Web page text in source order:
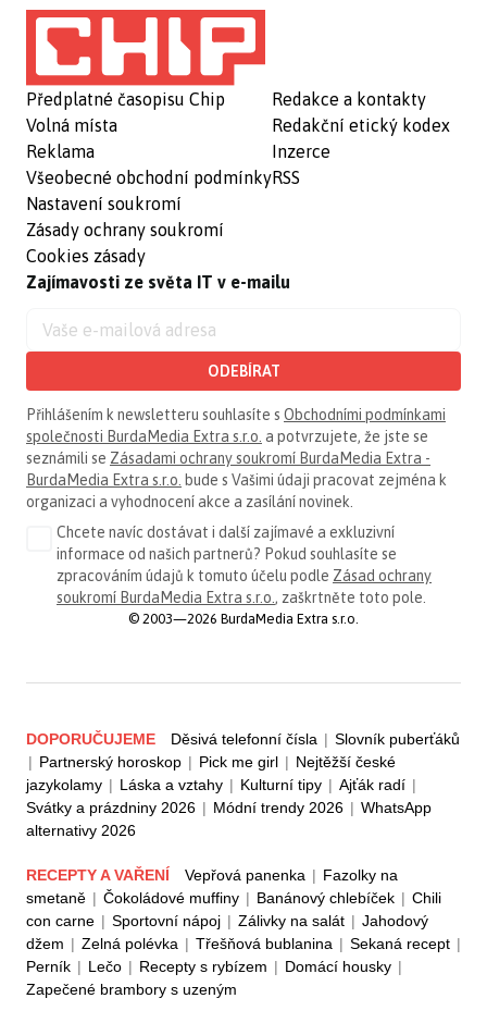
Předplatné časopisu Chip
Volná místa
Reklama
Všeobecné obchodní podmínky
Nastavení soukromí
Zásady ochrany soukromí
Cookies zásady
Redakce a kontakty
Redakční etický kodex
Inzerce
RSS
Zajímavosti ze světa IT v e-mailu
ODEBÍRAT
Přihlášením k newsletteru souhlasíte s Obchodními podmínkami
společnosti BurdaMedia Extra s.r.o. a potvrzujete, že jste se
seznámili se Zásadami ochrany soukromí BurdaMedia Extra -
BurdaMedia Extra s.r.o. bude s Vašimi údaji pracovat zejména k
organizaci a vyhodnocení akce a zasílání novinek.
Chcete navíc dostávat i další zajímavé a exkluzivní
informace od našich partnerů? Pokud souhlasíte se
zpracováním údajů k tomuto účelu podle Zásad ochrany
soukromí BurdaMedia Extra s.r.o. , zaškrtněte toto pole.
© 2003—2026 BurdaMedia Extra s.r.o.
DOPORUČUJEME Děsivá telefonní čísla | Slovník puberťáků
| Partnerský horoskop | Pick me girl | Nejtěžší české
jazykolamy | Láska a vztahy | Kulturní tipy | Ajťák radí |
Svátky a prázdniny 2026 | Módní trendy 2026 | WhatsApp
alternativy 2026
RECEPTY A VAŘENÍ Vepřová panenka | Fazolky na
smetaně | Čokoládové muffiny | Banánový chlebíček | Chili
con carne | Sportovní nápoj | Zálivky na salát | Jahodový
džem | Zelná polévka | Třešňová bublanina | Sekaná recept |
Perník | Lečo | Recepty s rybízem | Domácí housky |
Zapečené brambory s uzeným